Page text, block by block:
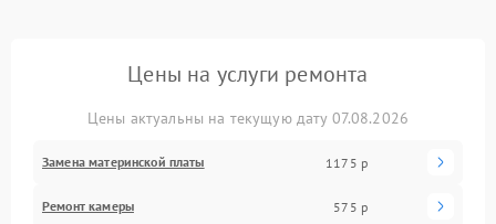
Цены на услуги ремонта
Цены актуальны на текущую дату 07.08.2026
Замена материнской платы 1175 р
Ремонт камеры 575 р